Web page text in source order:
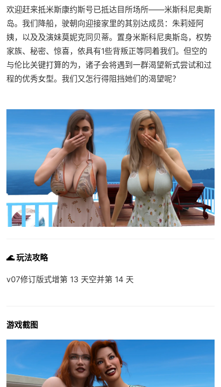
欢迎赶来抵米斯康约斯号已抵达目所场所——米斯科尼奥斯
岛。我们降船，驶朝向迎接家里的其别达成员：朱莉娅阿
姨，以及及演妹莫妮克同贝蒂。置身米斯科尼奥斯岛，权势
家族、秘密、惊喜，依具有1些背叛正等同着我们。但空的
与伦比关键打算的为，诸子会将遇到一群渴望新式尝试和过
程的优秀女型。我们又怎行得阻挡她们的渴望呢？
🌊 玩法攻略
v07修订版式增第 13 天空并第 14 天
游戏截图